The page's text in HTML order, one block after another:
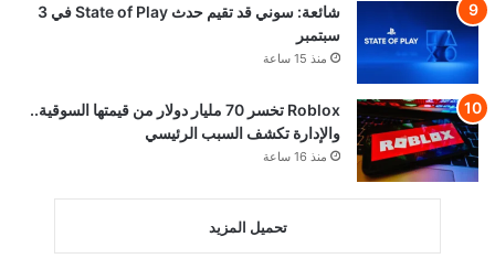
شائعة: سوني قد تقيم حدث State of Play في 3
سبتمبر
منذ 15 ساعة
Roblox تخسر 70 مليار دولار من قيمتها السوقية..
والإدارة تكشف السبب الرئيسي
منذ 16 ساعة
تحميل المزيد